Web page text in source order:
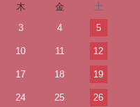
木 金
土
3 4 5
10 11 12
17 18 19
24 25 26